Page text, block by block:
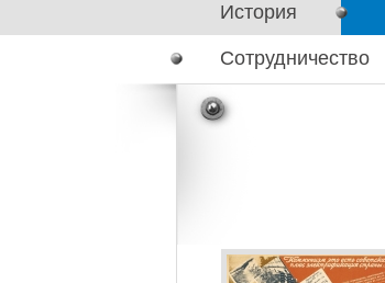
История
Сотрудничество